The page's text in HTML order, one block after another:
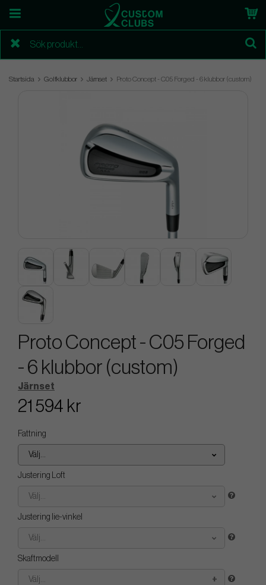
Startsida Golfklubbor Järnset Proto Concept - C05 Forged - 6 klubbor (custom)
Proto Concept - C05 Forged
- 6 klubbor (custom)
Järnset
21 594 kr
Fattning
Välj...
Justering Loft
Välj...
Justering lie-vinkel
Välj...
Skaftmodell
Välj...